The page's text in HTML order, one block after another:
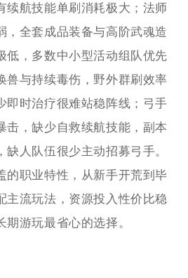
续航技能单刷消耗极大；法师
，全套成品装备与高阶武魂造
低，多数中小型活动组队优先
兽与持续毒伤，野外群刷效率
即时治疗很难站稳阵线；弓手
击，缺少自救续航技能，副本
缺人队伍很少主动招募弓手。
的职业特性，从新手开荒到毕
主流玩法，资源投入性价比稳
游玩最省心的选择。